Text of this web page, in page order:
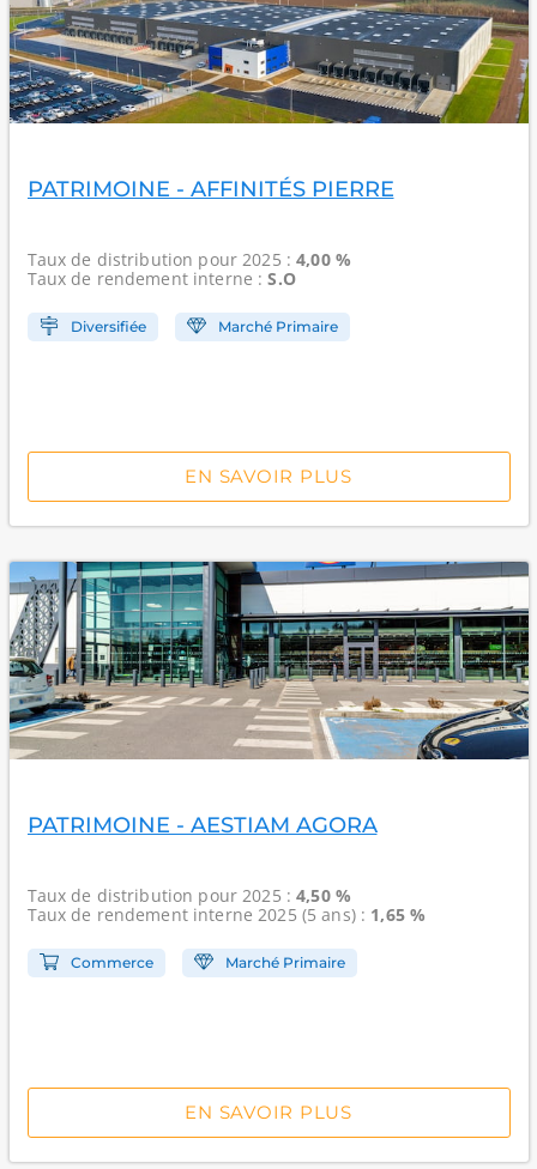
PATRIMOINE - AFFINITÉS PIERRE
Taux de distribution pour 2025 :4,00 %
Taux de rendement interne :S.O
Diversifiée Marché Primaire
EN SAVOIR PLUS
PATRIMOINE - AESTIAM AGORA
Taux de distribution pour 2025 :4,50 %
Taux de rendement interne2025 (5 ans) : 1,65 %
Commerce Marché Primaire
EN SAVOIR PLUS